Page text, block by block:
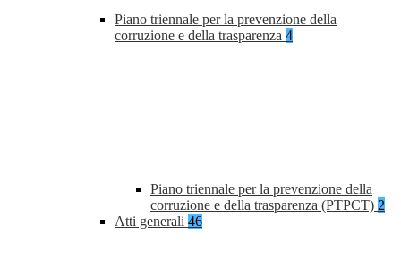
Piano triennale per la prevenzione della
corruzione e della trasparenza 4
Piano triennale per la prevenzione della
corruzione e della trasparenza (PTPCT) 2
Atti generali 46